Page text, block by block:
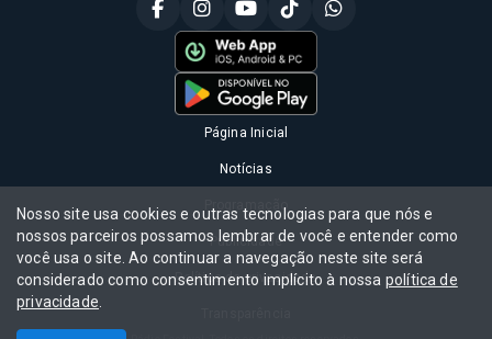
Página Inicial
Notícias
Programação
Publicidade
Política de privacidade
Nosso site usa cookies e outras tecnologias para que nós e
nossos parceiros possamos lembrar de você e entender como
você usa o site. Ao continuar a navegação neste site será
considerado como consentimento implícito à nossa política de
privacidade